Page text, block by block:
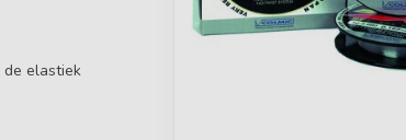
de elastiek